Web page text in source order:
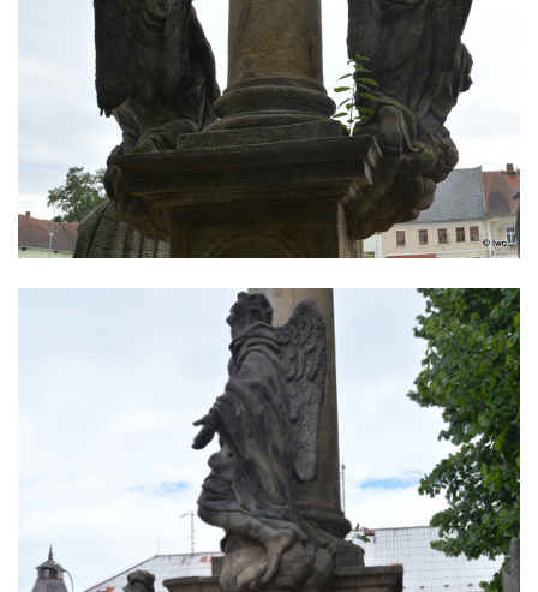
Janské
Sloup svatého Jana Nepomuckého v
Roudnici nad Labem
Sloup se sochou svatého Vavřince v
Roudnici nad Labem
Sloup svatého Václava v Kamenici u Zákup
Sloup Panny Marie v údolí Kamenického
Sloup sv. Judy Tadeáše v Nábřežní ulici v
Sloup s (chybějící) sochou sv. Jana
Nepomuckého u Bredovského letohrádku
Sloup s kaplicí (boží muka) u Rynoltic
Sloup s kaplicí (boží muka) v Jablonném v
Podještědí – Markvarticích
Sloup s kaplicí (boží muka) ve Lvové
Sloup Nejsvětější Trojice v Zákupech